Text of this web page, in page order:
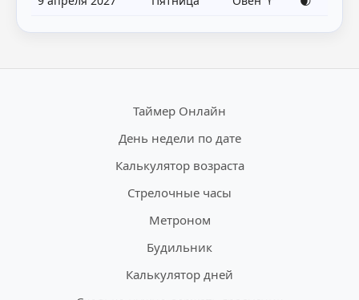
Таймер Онлайн
День недели по дате
Калькулятор возраста
Стрелочные часы
Метроном
Будильник
Калькулятор дней